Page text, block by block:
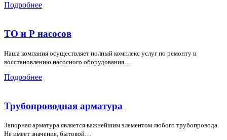
Подробнее
ТО и Р насосов
Наша компания осуществляет полный комплекс услуг по ремонту и
восстановлению насосного оборудования…
Подробнее
Трубопроводная арматура
Запорная арматура является важнейшим элементом любого трубопровода.
Не имеет значения, бытовой…